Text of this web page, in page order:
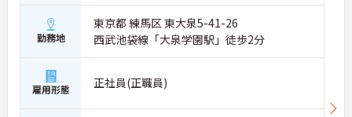
勤務地
東京都 練馬区 東大泉5-41-26
西武池袋線「大泉学園駅」徒歩2分
雇用形態 正社員(正職員)